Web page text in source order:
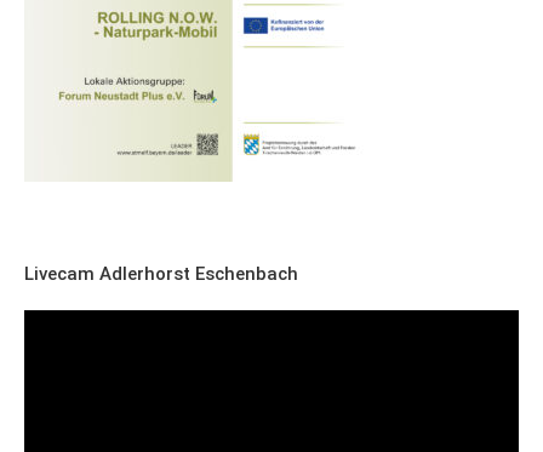
Livecam Adlerhorst Eschenbach